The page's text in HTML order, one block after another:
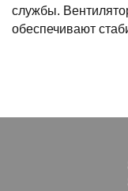
службы.
обеспечивают